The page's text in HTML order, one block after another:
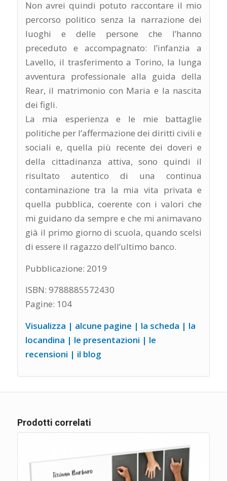
Non avrei quindi potuto raccontare il mio
percorso politico senza la narrazione dei
luoghi e delle persone che l’hanno
preceduto e accompagnato: l’infanzia a
Lavello, il trasferimento a Torino, la lunga
avventura professionale alla guida della
Rear, il matrimonio con Maria e la nascita
dei figli.
La mia esperienza e le mie battaglie
politiche per l’affermazione dei diritti civili e
sociali e, quella più recente dei doveri e
della cittadinanza attiva, sono quindi il
risultato autentico di una continua
contaminazione tra la mia vita privata e
quella pubblica, coerente con i valori che
mi guidano da sempre e che mi animavano
già il primo giorno di scuola, quando scelsi
di essere il ragazzo dell’ultimo banco.
Pubblicazione: 2019
ISBN: 9788885572430
Pagine: 104
Visualizza | alcune pagine | la scheda | la
locandina | le presentazioni | le
recensioni | il blog
Prodotti correlati